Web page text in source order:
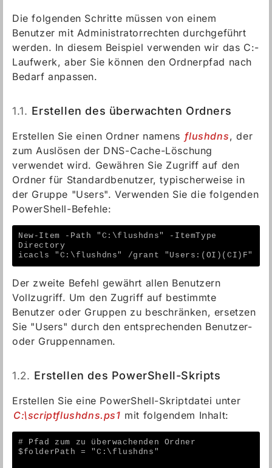
Die folgenden Schritte müssen von einem
Benutzer mit Administratorrechten durchgeführt
werden. In diesem Beispiel verwenden wir das C:-
Laufwerk, aber Sie können den Ordnerpfad nach
Bedarf anpassen.
1.1. Erstellen des überwachten Ordners
Erstellen Sie einen Ordner namens flushdns, der
zum Auslösen der DNS-Cache-Löschung
verwendet wird. Gewähren Sie Zugriff auf den
Ordner für Standardbenutzer, typischerweise in
der Gruppe "Users". Verwenden Sie die folgenden
PowerShell-Befehle:
New-Item -Path "C:\flushdns" -ItemType
Directory
icacls "C:\flushdns" /grant "Users:(OI)(CI)F"
Der zweite Befehl gewährt allen Benutzern
Vollzugriff. Um den Zugriff auf bestimmte
Benutzer oder Gruppen zu beschränken, ersetzen
Sie "Users" durch den entsprechenden Benutzer-
oder Gruppennamen.
1.2. Erstellen des PowerShell-Skripts
Erstellen Sie eine PowerShell-Skriptdatei unter
C:\scriptflushdns.ps1 mit folgendem Inhalt:
# Pfad zum zu überwachenden Ordner
$folderPath = "C:\flushdns"